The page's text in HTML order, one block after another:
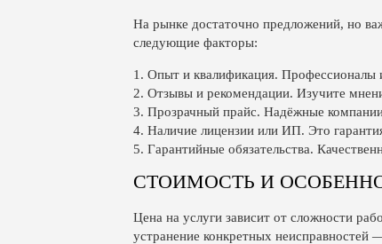
На рынке достаточно предложений, но
следующие факторы:
1. Опыт и квалификация. Профессионалы
2. Отзывы и рекомендации. Изучите
3. Прозрачный прайс. Надёжные компании
4. Наличие лицензии или ИП. Это
5. Гарантийные обязательства.
СТОИМОСТЬ И
Цена на услуги зависит от сложности
устранение конкретных